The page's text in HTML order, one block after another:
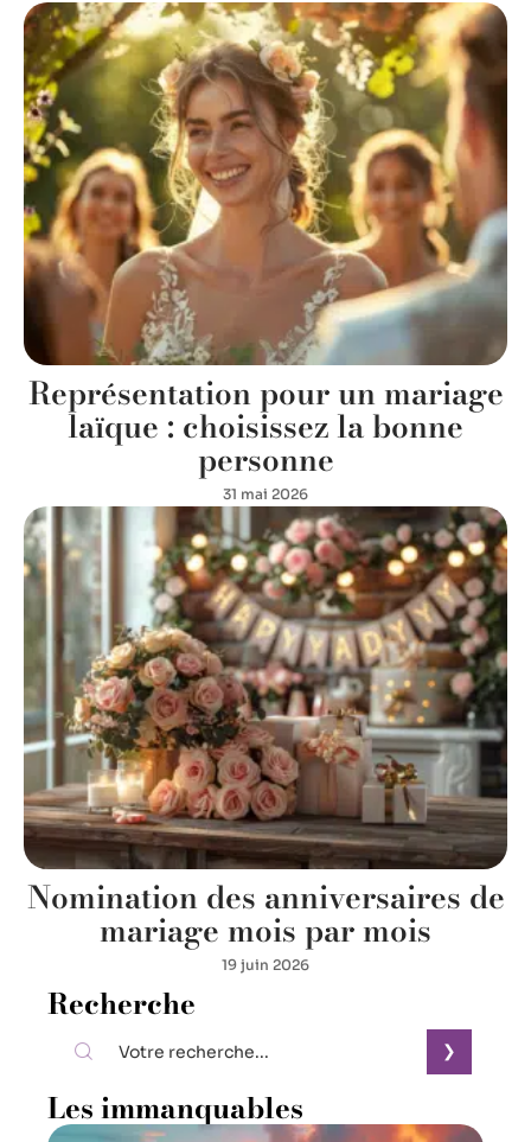
Représentation pour un mariage
laïque : choisissez la bonne
personne
31 mai 2026
Nomination des anniversaires de
mariage mois par mois
19 juin 2026
Recherche
Les immanquables